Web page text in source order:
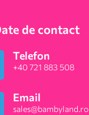
de contact
Telefon
+40 721 883 508
Email
sales@bambyland.ro​